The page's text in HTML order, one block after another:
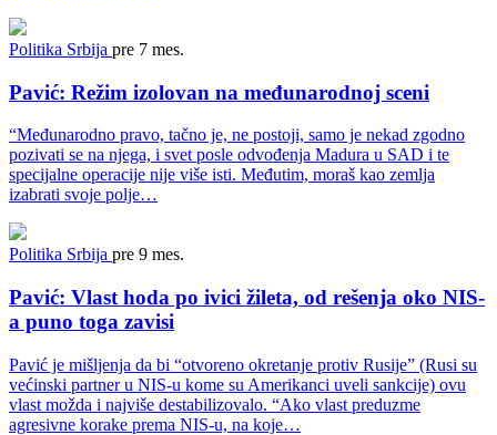
Politika Srbija pre 7 mes.
Pavić: Režim izolovan na međunarodnoj sceni
“Međunarodno pravo, tačno je, ne postoji, samo je nekad zgodno
pozivati se na njega, i svet posle odvođenja Madura u SAD i te
specijalne operacije nije više isti. Međutim, moraš kao zemlja
izabrati svoje polje…
Politika Srbija pre 9 mes.
Pavić: Vlast hoda po ivici žileta, od rešenja oko NIS-
a puno toga zavisi
Pavić je mišljenja da bi “otvoreno okretanje protiv Rusije” (Rusi su
većinski partner u NIS-u kome su Amerikanci uveli sankcije) ovu
vlast možda i najviše destabilizovalo. “Ako vlast preduzme
agresivne korake prema NIS-u, na koje…